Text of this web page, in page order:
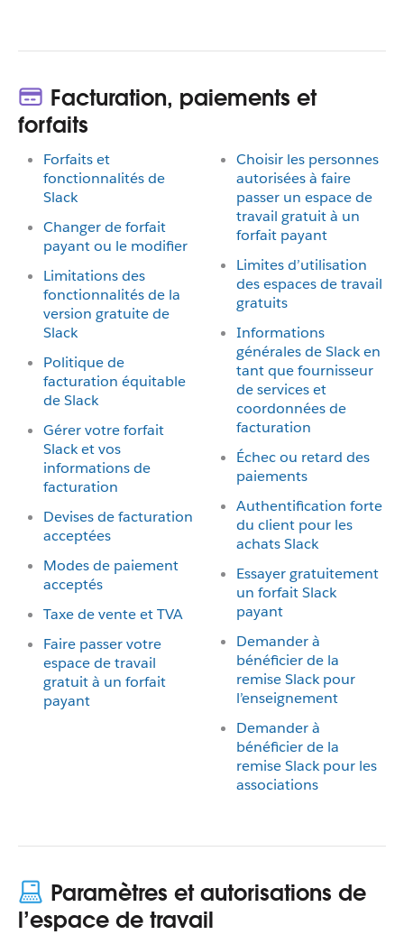
Facturation, paiements et
forfaits
Forfaits et
fonctionnalités de
Slack
Changer de forfait
payant ou le modifier
Limitations des
fonctionnalités de la
version gratuite de
Slack
Politique de
facturation équitable
de Slack
Gérer votre forfait
Slack et vos
informations de
facturation
Devises de facturation
acceptées
Modes de paiement
acceptés
Taxe de vente et TVA
Faire passer votre
espace de travail
gratuit à un forfait
payant
Choisir les personnes
autorisées à faire
passer un espace de
travail gratuit à un
forfait payant
Limites d’utilisation
des espaces de travail
gratuits
Informations
générales de Slack en
tant que fournisseur
de services et
coordonnées de
facturation
Échec ou retard des
paiements
Authentification forte
du client pour les
achats Slack
Essayer gratuitement
un forfait Slack
payant
Demander à
bénéficier de la
remise Slack pour
l’enseignement
Demander à
bénéficier de la
remise Slack pour les
associations
Paramètres et autorisations de
l’espace de travail